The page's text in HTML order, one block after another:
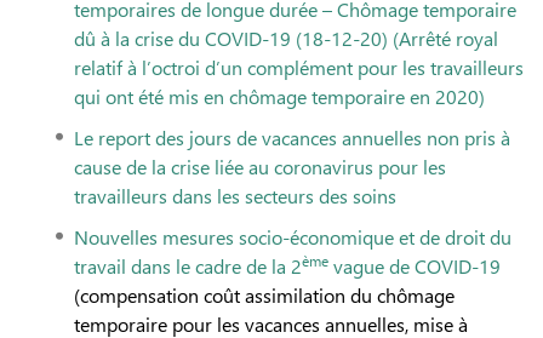
temporaires de longue durée – Chômage temporaire
dû à la crise du COVID-19 (18-12-20) (Arrêté royal
relatif à l’octroi d’un complément pour les travailleurs
qui ont été mis en chômage temporaire en 2020)
Le report des jours de vacances annuelles non pris à
cause de la crise liée au coronavirus pour les
travailleurs dans les secteurs des soins
Nouvelles mesures socio-économique et de droit du
travail dans le cadre de la 2ème vague de COVID-19
(compensation coût assimilation du chômage
temporaire pour les vacances annuelles, mise à